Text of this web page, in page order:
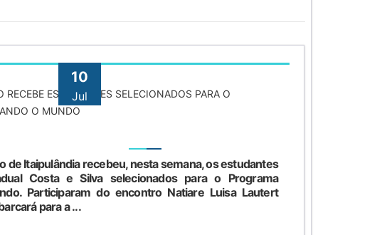
10
Jul
RECEBE ESTUDANTES SELECIONADOS PARA O
O MUNDO
de Itaipulândia recebeu, nesta semana, os estudantes
Costa e Silva selecionados para o Programa
Participaram do encontro Natiare Luisa Lautert
para a ...